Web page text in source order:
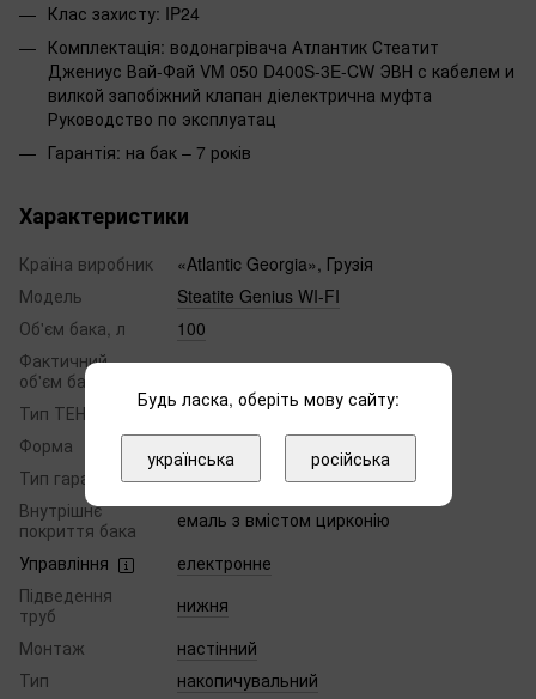
Клас захисту: IP24
Комплектація: водонагрівача Атлантик Стеатит
Джениус Вай-Фай VM 050 D400S-3E-CW ЭВН с кабелем и
вилкой запобіжний клапан діелектрична муфта
Руководство по эксплуатац
Гарантія: на бак – 7 років
Характеристики
Країна виробник
«Atlantic Georgia», Грузія
Модель
Steatite Genius WI-FI
Об'єм бака, л
100
Фактичний
об'єм бака, л
95
Тип ТЕНа
сухий
Форма
циліндрична
Тип гарантії
Виробник
Внутрішнє
покриття бака
емаль з вмістом цирконію
Управління
електронне
Підведення
труб
нижня
Монтаж
настінний
Тип
накопичувальний
Будь ласка, оберіть мову сайту:
українська російська